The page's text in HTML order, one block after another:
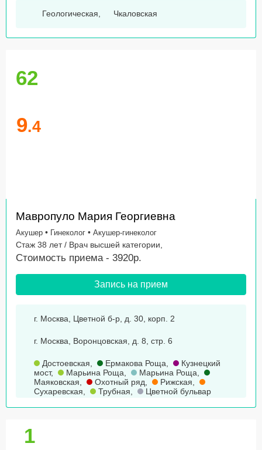
Геологическая Чкаловская
62
9.4
Мавропуло Мария Георгиевна
Акушер • Гинеколог • Акушер-гинеколог
Стаж 38 лет / Врач высшей категории,
Стоимость приема - 3920р.
Запись на прием
г. Москва, Цветной б-р, д. 30, корп. 2
г. Москва, Воронцовская, д. 8, стр. 6
Достоевская Ермакова Роща
Кузнецкий
мост, Марьина Роща Марьина Роща
Маяковская
Охотный ряд Рижская
Сухаревская
Трубная Цветной бульвар
1